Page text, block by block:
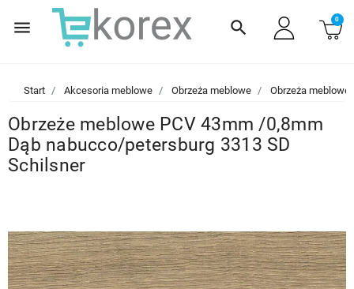
menu search 0
Start Akcesoria meblowe Obrzeża meblowe Obrzeża meblowe
Obrzeże meblowe PCV 43mm /0,8mm
Dąb nabucco/petersburg 3313 SD
Schilsner